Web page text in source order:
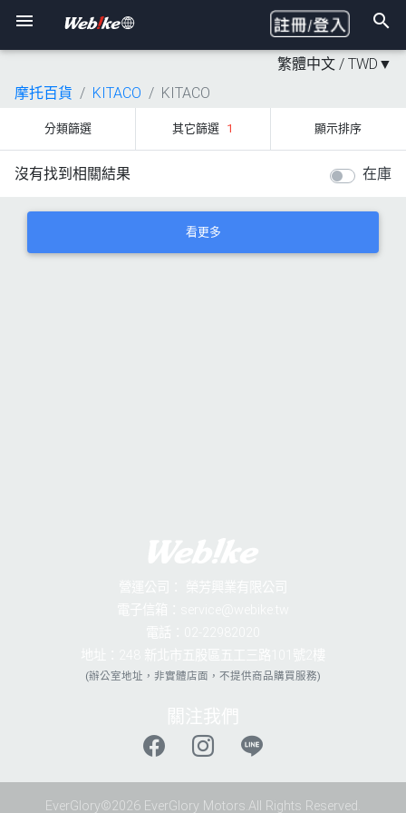
繁體中文 / TWD ▼
摩托百貨
KITACO KITACO
分類篩選 其它篩選 1 顯示排序
沒有找到相關結果 在庫
看更多
(辦公室地址，非實體店面，不提供商品購買服務)
EverGlory©2026 EverGlory Motors.All Rights Reserved.